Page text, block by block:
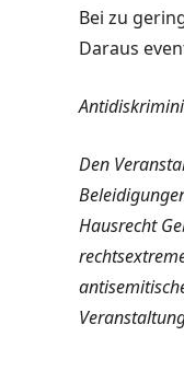
Bei zu
Daraus
Den
Hausrecht